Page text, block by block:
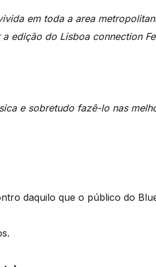
em toda a area
edição do Lisboa connection
e sobretudo fazê-lo nas
daquilo que o público do